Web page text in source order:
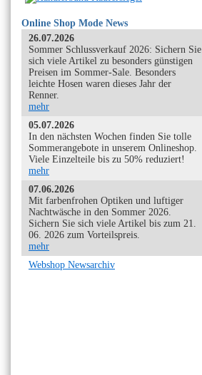
Online Shop Mode News
26.07.2026
Sommer Schlussverkauf 2026: Sichern Sie
sich viele Artikel zu besonders günstigen
Preisen im Sommer-Sale. Besonders
leichte Hosen waren dieses Jahr der
Renner.
mehr
05.07.2026
In den nächsten Wochen finden Sie tolle
Sommerangebote in unserem Onlineshop.
Viele Einzelteile bis zu 50% reduziert!
mehr
07.06.2026
Mit farbenfrohen Optiken und luftiger
Nachtwäsche in den Sommer 2026.
Sichern Sie sich viele Artikel bis zum 21.
06. 2026 zum Vorteilspreis.
mehr
Webshop Newsarchiv